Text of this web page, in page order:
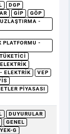
DGP
GİP
GÖP
-
PLATFORMU -
ELEKTRIK
VEP
PIYASASI
DUYURULAR
GENEL
YEK-G